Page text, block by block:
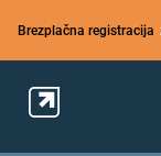
Brezplačna registracija